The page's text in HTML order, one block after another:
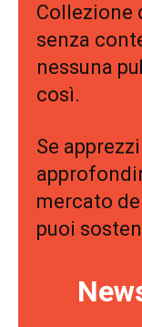
Collezione
senza
nessuna
così.
Se
mercato
puoi